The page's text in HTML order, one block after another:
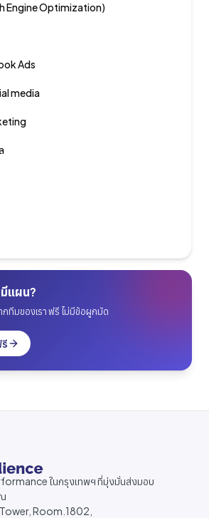
Engine Optimization)
Ads
media
แผน?
ทีมของเรา ฟรี ไม่มีข้อผูกมัด
ในกรุงเทพฯ ที่มุ่งมั่นส่งมอบ
Room.1802,